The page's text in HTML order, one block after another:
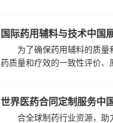
国际药用辅料与技术中国
为了确保药用辅料的质
药质量和疗效的一致性评价
世界医药合同定制服务中
合全球制药行业资源，助